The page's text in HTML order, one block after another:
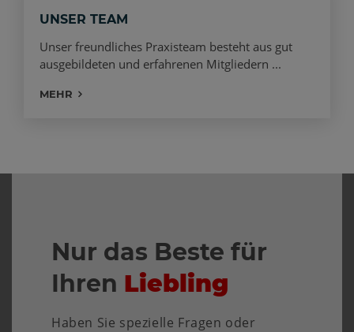
UNSER TEAM
Unser freundliches Praxisteam besteht aus gut
ausgebildeten und erfahrenen Mitgliedern ...
MEHR
Nur das Beste für
Ihren Liebling
Haben Sie spezielle Fragen oder